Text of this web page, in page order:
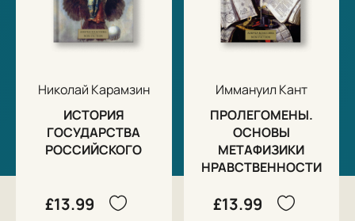
Николай Карамзин
ИСТОРИЯ
ГОСУДАРСТВА
РОССИЙСКОГО
£13.99
Иммануил Кант
ПРОЛЕГОМЕНЫ.
ОСНОВЫ
МЕТАФИЗИКИ
НРАВСТВЕННОСТИ
£13.99